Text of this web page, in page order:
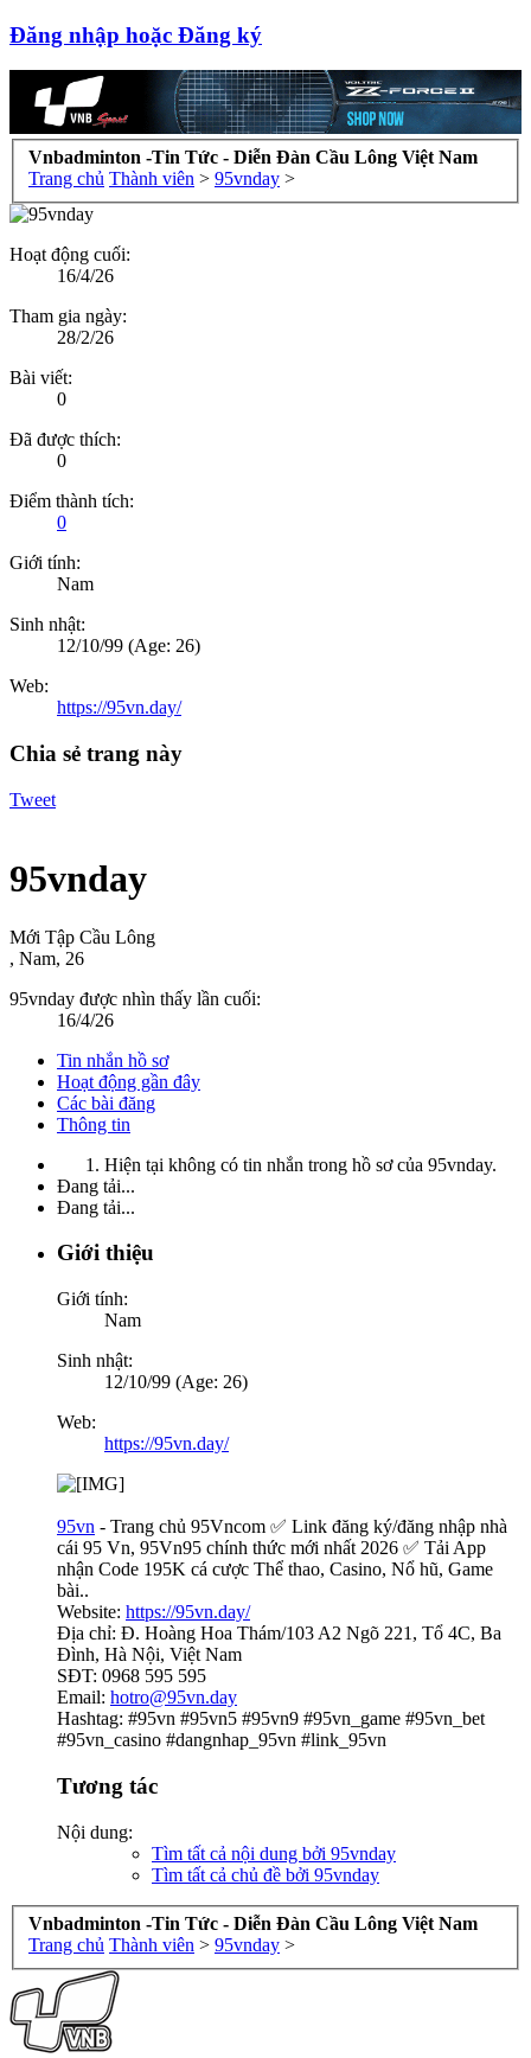
Đăng nhập hoặc Đăng ký
Vnbadminton -Tin Tức - Diễn Đàn Cầu Lông Việt Nam
Trang chủ Thành viên > 95vnday >
Hoạt động cuối:
16/4/26
Tham gia ngày:
28/2/26
Bài viết:
0
Đã được thích:
0
Điểm thành tích:
0
Giới tính:
Nam
Sinh nhật:
12/10/99 (Age: 26)
Web:
https://95vn.day/
Chia sẻ trang này
Tweet
95vnday
Mới Tập Cầu Lông
, Nam, 26
95vnday được nhìn thấy lần cuối:
16/4/26
Tin nhắn hồ sơ
Hoạt động gần đây
Các bài đăng
Thông tin
Hiện tại không có tin nhắn trong hồ sơ của 95vnday.
Đang tải...
Đang tải...
Giới thiệu
Giới tính:
Nam
Sinh nhật:
12/10/99 (Age: 26)
Web:
https://95vn.day/
95vn - Trang chủ 95Vncom ✅ Link đăng ký/đăng nhập nhà
cái 95 Vn, 95Vn95 chính thức mới nhất 2026 ✅ Tải App
nhận Code 195K cá cược Thể thao, Casino, Nổ hũ, Game
bài..
Website: https://95vn.day/
Địa chỉ: Đ. Hoàng Hoa Thám/103 A2 Ngõ 221, Tổ 4C, Ba
Đình, Hà Nội, Việt Nam
SĐT: 0968 595 595
Email: hotro@95vn.day
Hashtag: #95vn #95vn5 #95vn9 #95vn_game #95vn_bet
#95vn_casino #dangnhap_95vn #link_95vn
Tương tác
Nội dung:
Tìm tất cả nội dung bởi 95vnday
Tìm tất cả chủ đề bởi 95vnday
Vnbadminton -Tin Tức - Diễn Đàn Cầu Lông Việt Nam
Trang chủ Thành viên > 95vnday >